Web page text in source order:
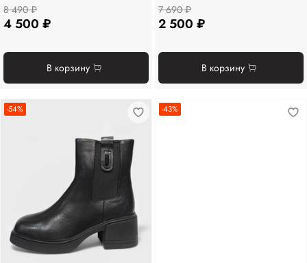
8 490 ₽
4 500 ₽
В корзину
7 690 ₽
2 500 ₽
В корзину
-54% -43%